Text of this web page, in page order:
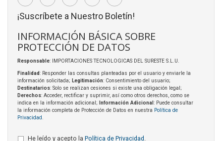
¡Suscríbete a Nuestro Boletín!
INFORMACIÓN BÁSICA SOBRE
PROTECCIÓN DE DATOS
Responsable: IMPORTACIONES TECNOLOGICAS DEL SURESTE S.L.U.
Finalidad: Responder las consultas planteadas por el usuario y enviarle la
información solicitada; Legitimación: Consentimiento del usuario;
Destinatarios: Solo se realizan cesiones si existe una obligación legal;
Derechos: Acceder, rectificar y suprimir, así como otros derechos, como se
indica en la información adicional;
Información Adicional : Puede consultar
la información completa de Protección de Datos en nuestra Política de
Privacidad
He leído y acepto la Política de Privacidad